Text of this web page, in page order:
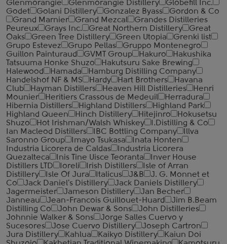
Glenmorangie
Glenmorangie Distillery
Globefill Inc.
Godet
Golani Distillery Gonzalez Byass
Gordon & Co
Grand Marnier
Grand Mezcal
Grandes Distilleries
Peureux
Grays Inc. Great Northern Distillery
Great
Oaks
Green Tree Distillery Green Utopia
Grenki list
Grupo Estevez
Grupo Pellas
Gruppo Montenegro
Guillon Painturaud
GVMT Group Hakuro
Hakushika
Tatsuuma Honke Shuzo
Hakutsuru Sake Brewing
Halewood
Hamada
Hamburg Distilling Company
Handelshof NF & MS
Hardy Hart Brothers
Havana
Club
Hayman Distillers Heaven Hill Distilleries
Henri
Mounier
Heritiers Crassous de Medeuil
Herradura
Hibernia Distillers
Highland Distillers
Highland Park
Highland Queen
Hinch Distillery Hitejinro
Hokusetsu
Shuzo
Hot Irishman/Walsh Whiskey
I.Distilling & Co
Ian Macleod Distillers
IBC Bottling Company
Illva
Saronno Group
Imayo Tsukasa
Inata Honten
Industria Licorera de Caldas
Industria Licorera
Quezalteca
Inis Tine Uisce Teoranta
Inver House
Distillers LTD
Ioreli Irish Distillers
Isle of Arran
Distillery
Isle Of Jura Italicus J&B
J. G. Monnet et
Co
Jack Daniel's Distillery
Jack Daniels Distillery
Jagermeister
Jameson Distillery
Jan Becher
Janneau
Jean-Francois Guillouet-Huard
Jim B.Beam
Distilling Co
John Dewar & Sons
John Distilleries
Johnnie Walker & Sons
Jorge Salles Cuervo y
Sucesores
Jose Cuervo Distillery
Joseph Cartron
Jura Distillery
Kahlua Kaikyo Distillery
Kaiun Doi